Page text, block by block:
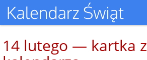
14 lutego — kartka z